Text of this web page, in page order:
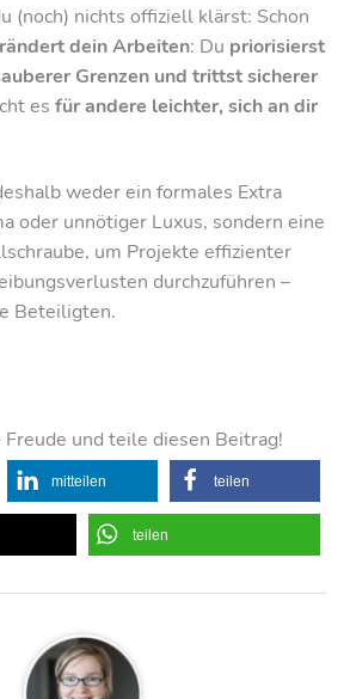
(noch) nichts offiziell klärst: Schon
dein Arbeiten: Du priorisierst
Grenzen und trittst sicherer
es für andere leichter, sich an dir
weder ein formales Extra
oder unnötiger Luxus, sondern eine
um Projekte effizienter
durchzuführen –
Beteiligten.
Freude und teile diesen Beitrag!
mitteilen teilen
teilen